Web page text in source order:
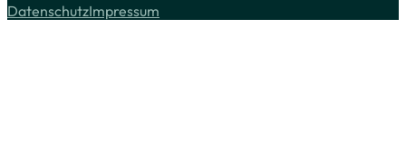
DatenschutzImpressum